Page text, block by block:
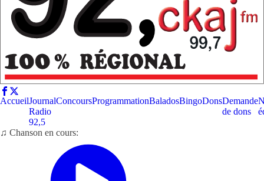
AccueilJournal
Radio
92,5
ConcoursProgrammationBaladosBingoDonsDemande
de dons
♫ Chanson en cours: